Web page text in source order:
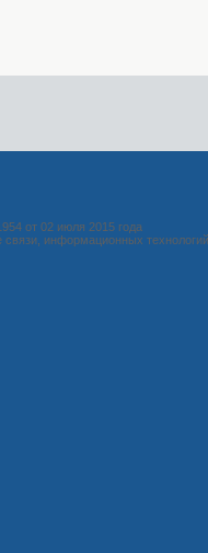
от 02 июля 2015 года
информационных